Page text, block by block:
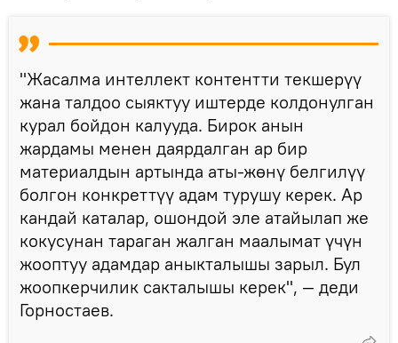
"Жасалма интеллект контентти текшерүү
жана талдоо сыяктуу иштерде колдонулган
курал бойдон калууда. Бирок анын
жардамы менен даярдалган ар бир
материалдын артында аты-жөнү белгилүү
болгон конкреттүү адам турушу керек. Ар
кандай каталар, ошондой эле атайылап же
кокусунан тараган жалган маалымат үчүн
жооптуу адамдар аныкталышы зарыл. Бул
жоопкерчилик сакталышы керек", — деди
Горностаев.